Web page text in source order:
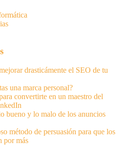
drasticámente el SEO de tu
una marca personal?
convertirte en un maestro del
bueno y lo malo de los anuncios
método de persuasión para que los
por más